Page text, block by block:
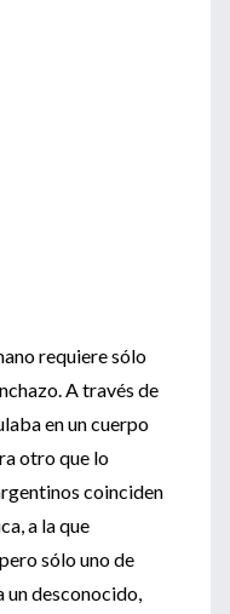
requiere sólo
A través de
en un cuerpo
otro que lo
coinciden
a la que
sólo uno de
un desconocido,